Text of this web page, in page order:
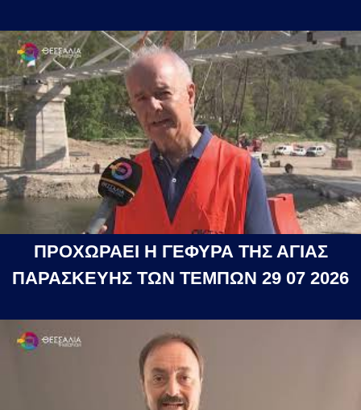
ΠΡΟΧΩΡΑΕΙ Η ΓΕΦΥΡΑ ΤΗΣ ΑΓΙΑΣ
ΠΑΡΑΣΚΕΥΗΣ ΤΩΝ ΤΕΜΠΩΝ 29 07 2026